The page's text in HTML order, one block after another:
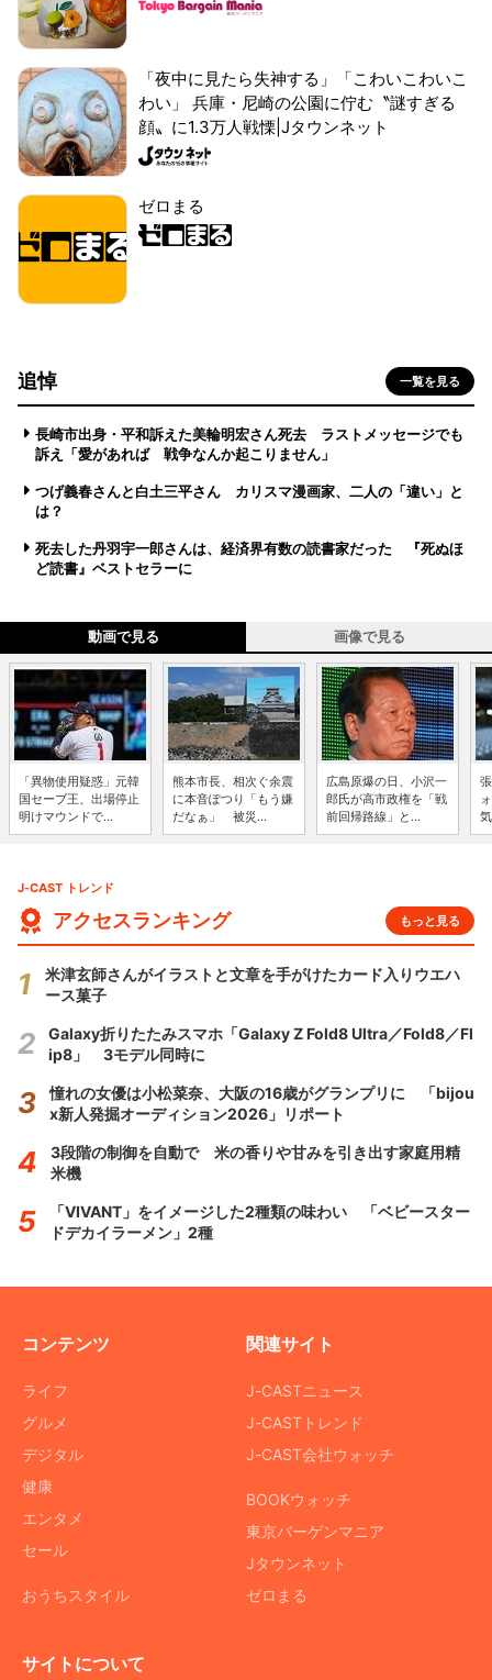
「夜中に見たら失神する」「こわいこわいこ
わい」 兵庫・尼崎の公園に佇む〝謎すぎる
顔〟に1.3万人戦慄|Jタウンネット
ゼロまる
追悼 一覧を見る
長崎市出身・平和訴えた美輪明宏さん死去 ラストメッセージでも
訴え「愛があれば 戦争なんか起こりません」
つげ義春さんと白土三平さん カリスマ漫画家、二人の「違い」と
は？
死去した丹羽宇一郎さんは、経済界有数の読書家だった 『死ぬほ
ど読書』ベストセラーに
動画で見る 画像で見る
「異物使用疑惑」元韓
国セーブ王、出場停止
明けマウンドで...
熊本市長、相次ぐ余震
に本音ぽつり「もう嫌
だなぁ」 被災...
広島原爆の日、小沢一
郎氏が高市政権を「戦
前回帰路線」と...
J-CAST トレンド
アクセスランキング もっと見る
米津玄師さんがイラストと文章を手がけたカード入りウエハ
ース菓子
Galaxy折りたたみスマホ「Galaxy Z Fold8 Ultra／Fold8／Fl
ip8」 3モデル同時に
憧れの女優は小松菜奈、大阪の16歳がグランプリに 「bijou
x新人発掘オーディション2026」リポート
3段階の制御を自動で 米の香りや甘みを引き出す家庭用精
米機
「VIVANT」をイメージした2種類の味わい 「ベビースター
ドデカイラーメン」2種
コンテンツ
ライフ
グルメ
デジタル
健康
エンタメ
セール
おうちスタイル
関連サイト
J-CASTニュース
J-CASTトレンド
J-CAST会社ウォッチ
BOOKウォッチ
東京バーゲンマニア
Jタウンネット
ゼロまる
サイトについて